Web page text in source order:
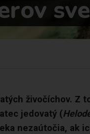
živočíchov. Z
jedovatý (
nezaútočia, ak